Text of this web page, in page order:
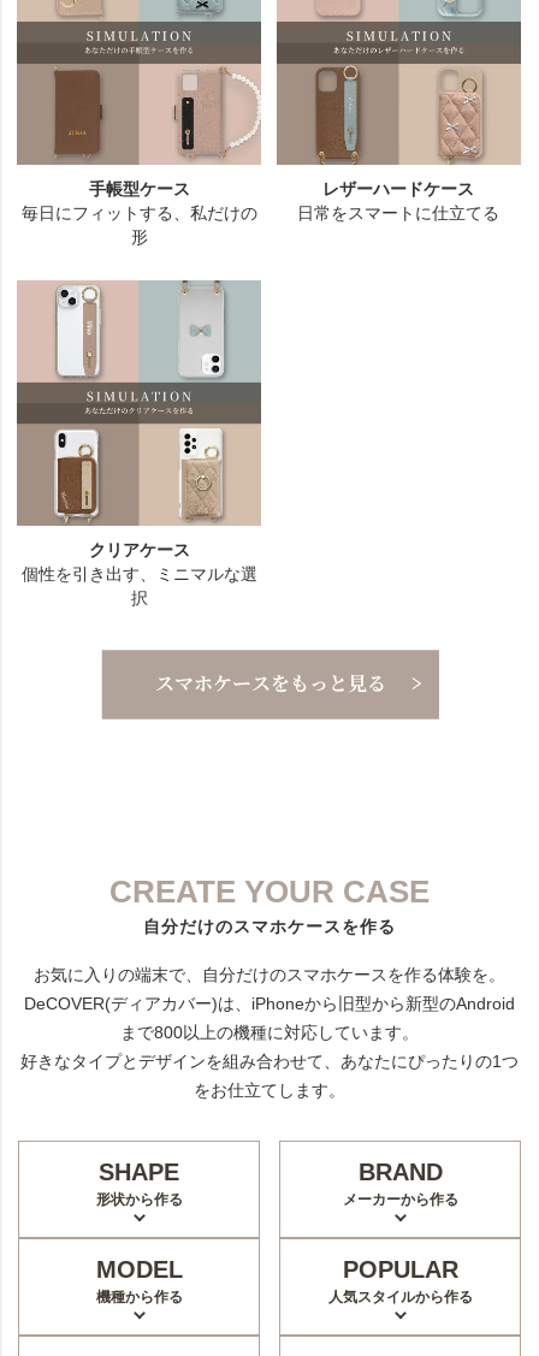
CREATE YOUR CASE
自分だけのスマホケースを作る
お気に入りの端末で、自分だけのスマホケースを作る体験を。
DeCOVER(ディアカバー)は、iPhoneから旧型から新型のAndroid
まで800以上の機種に対応しています。
好きなタイプとデザインを組み合わせて、あなたにぴったりの1つ
をお仕立てします。
SHAPE
形状から作る
BRAND
メーカーから作る
MODEL
機種から作る
POPULAR
人気スタイルから作る